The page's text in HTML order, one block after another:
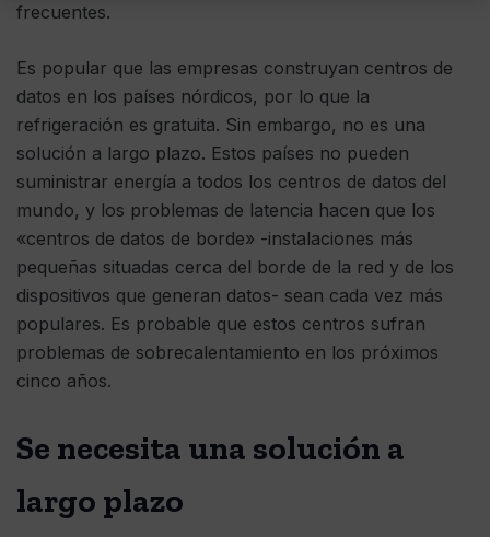
frecuentes.
Es popular que las empresas construyan centros de
datos en los países nórdicos, por lo que la
refrigeración es gratuita. Sin embargo, no es una
solución a largo plazo. Estos países no pueden
suministrar energía a todos los centros de datos del
mundo, y los problemas de latencia hacen que los
«centros de datos de borde» -instalaciones más
pequeñas situadas cerca del borde de la red y de los
dispositivos que generan datos- sean cada vez más
populares. Es probable que estos centros sufran
problemas de sobrecalentamiento en los próximos
cinco años.
Se necesita una solución a
largo plazo